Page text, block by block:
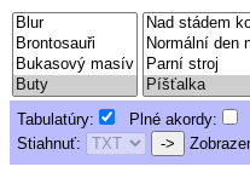
Tabulatúry: Plné akordy:
Stiahnuť:
->